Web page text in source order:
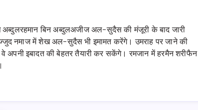
बिन अब्दुलअजीज अल-सुदैस की मंजूरी के बाद जारी
नमाज में शेख अल-सुदैस भी इमामत करेंगे। उमराह पर जाने की
अपनी इबादत की बेहतर तैयारी कर सकेंगे। रमजान में हरमैन शरीफैन